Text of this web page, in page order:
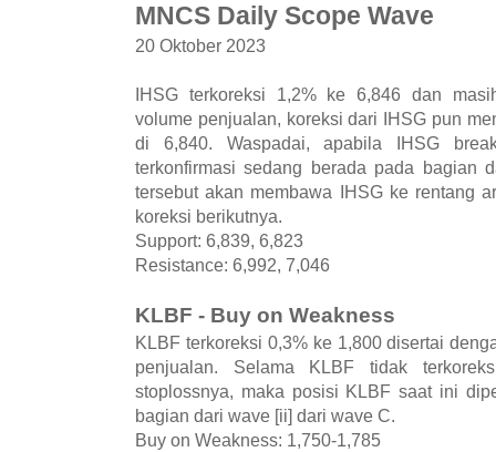
MNCS Daily Scope Wave
20 Oktober 2023
IHSG terkoreksi 1,2% ke 6,846 dan
volume penjualan, koreksi dari IHSG pun
di 6,840. Waspadai, apabila IHSG
terkonfirmasi sedang berada pada bagian
tersebut akan membawa IHSG ke rentang
koreksi berikutnya.
Support: 6,839, 6,823
Resistance: 6,992, 7,046
KLBF - Buy on Weakness
KLBF terkoreksi 0,3% ke 1,800 disertai
penjualan. Selama KLBF tidak
stoplossnya, maka posisi KLBF saat ini
bagian dari wave [ii] dari wave C.
Buy on Weakness: 1,750-1,785